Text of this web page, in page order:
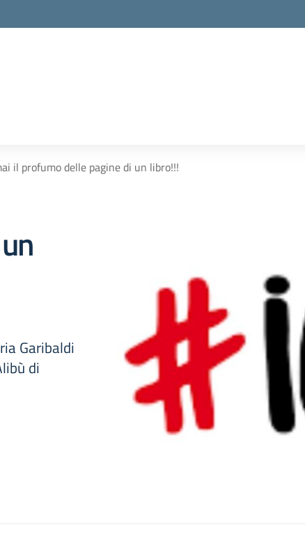
il profumo delle pagine di un libro!!!
Garibaldi
di